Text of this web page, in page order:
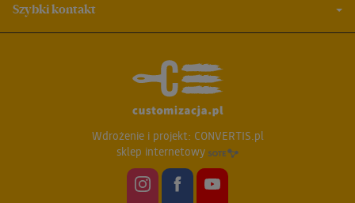
Szybki kontakt
Wdrożenie i projekt: CONVERTIS.pl
sklep internetowy